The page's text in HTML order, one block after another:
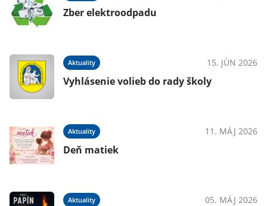
Zber elektroodpadu
Aktuality 15. JÚN 2026
Vyhlásenie volieb do rady školy
Aktuality 11. MÁJ 2026
Deň matiek
Aktuality 05. MÁJ 2026